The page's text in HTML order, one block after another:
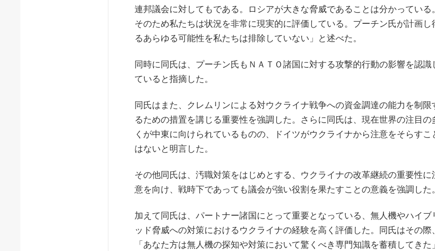
連邦議会に対してもである。ロシアが大きな脅威であることは分かっている
そのため私たちは状況を非常に現実的に評価している。プーチン氏が計画し
るあらゆる可能性を私たちは排除していない」と述べた。
同時に同氏は、プーチン氏もＮＡＴＯ諸国に対する攻撃的行動の影響を認識
ていると指摘した。
同氏はまた、クレムリンによる対ウクライナ戦争への資金調達の能力を制限
るための措置を講じる重要性を強調した。さらに同氏は、現在世界の注目の
くが中東に向けられているものの、ドイツがウクライナから注意をそらすこ
はないと明言した。
その他同氏は、汚職対策をはじめとする、ウクライナの改革継続の重要性に
意を向け、戦時下であっても議会が強い役割を果たすことの意義を強調した
加えて同氏は、パートナー諸国にとって重要となっている、無人機やハイブ
ッド脅威への対策におけるウクライナの経験を高く評価した。同氏はその際
「あなた方は無人機の探知や対策において驚くべき専門知識を蓄積してきた